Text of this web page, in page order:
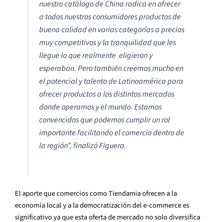
nuestro catálogo de China radica en ofrecer
a todos nuestros consumidores productos de
buena calidad en varias categorías a precios
muy competitivos y la tranquilidad que les
llegue lo que realmente eligieron y
esperaban. Pero también creemos mucho en
el potencial y talento de Latinoamérica para
ofrecer productos a los distintos mercados
donde operamos y el mundo. Estamos
convencidos que podemos cumplir un rol
importante facilitando el comercio dentro de
la región”,finalizó Figuera.
El aporte que comercios como Tiendamia ofrecen a la
economía local y a la democratización del e-commerce es
significativo ya que esta oferta de mercado no solo diversifica